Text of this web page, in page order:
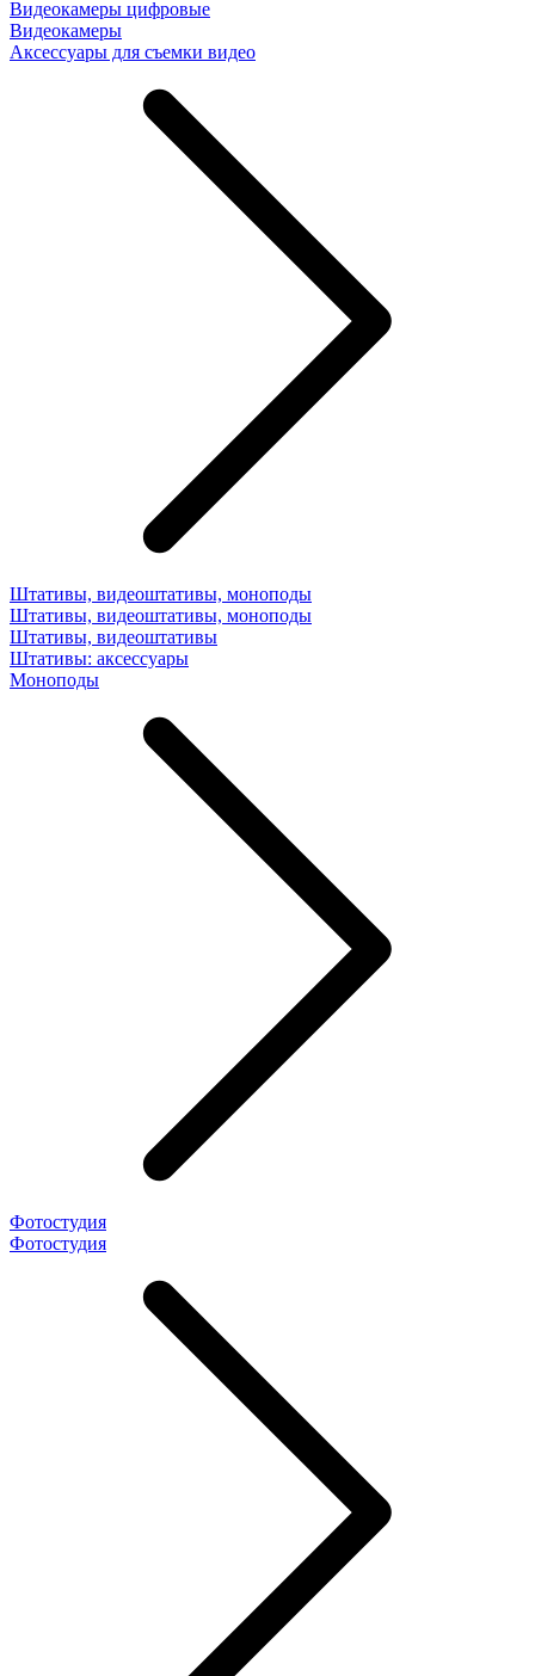
Видеокамеры цифровые
Видеокамеры
Аксессуары для съемки видео
Штативы, видеоштативы, моноподы
Штативы, видеоштативы, моноподы
Штативы, видеоштативы
Штативы: аксессуары
Моноподы
Фотостудия
Фотостудия